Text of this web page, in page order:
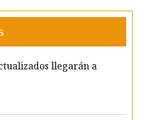
llegarán a